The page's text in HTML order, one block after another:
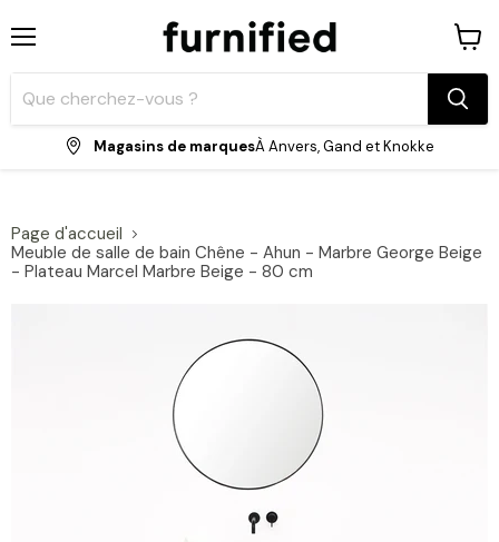
Magasins de marquesÀ Anvers, Gand et Knokke
le
panier
Page d'accueil
Meuble de salle de bain Chêne - Ahun - Marbre George Beige
- Plateau Marcel Marbre Beige - 80 cm